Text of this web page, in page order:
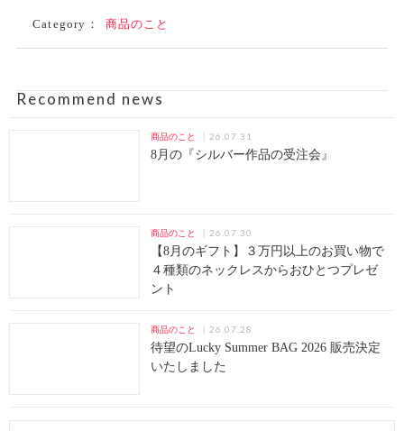
Category： 商品のこと
Recommend news
商品のこと 26.07.31
8月の『シルバー作品の受注会』
商品のこと 26.07.30
【8月のギフト】３万円以上のお買い物で
４種類のネックレスからおひとつプレゼ
ント
商品のこと 26.07.28
待望のLucky Summer BAG 2026 販売決定
いたしました